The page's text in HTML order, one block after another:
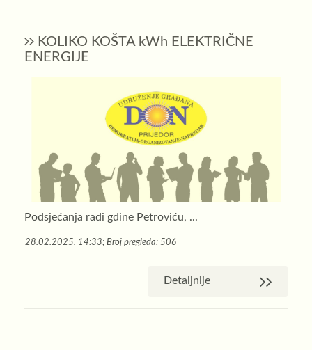
KOLIKO KOŠTA kWh ELEKTRIČNE
ENERGIJE
Podsjećanja radi gdine Petroviću, ...
28.02.2025. 14:33; Broj pregleda: 506
Detaljnije